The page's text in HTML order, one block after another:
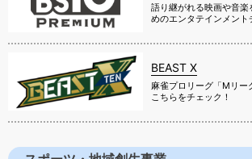
語り継がれる映画や音
めのエンタテインメント
BEAST X
麻雀プロリーグ「Mリー
こちらをチェック！